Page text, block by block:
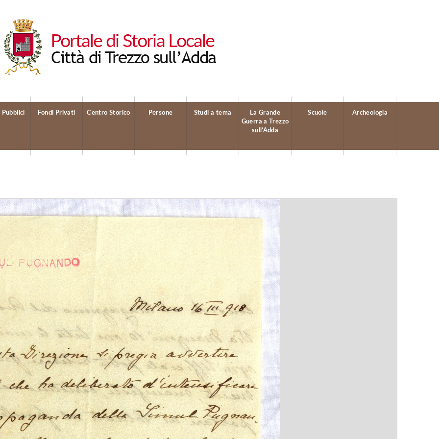
Pubblici Fondi Privati Centro Storico Persone Studi a tema
La Grande
Guerra a Trezzo
sull’Adda
Scuole Archeologia